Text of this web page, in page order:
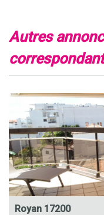
autres annonces immobilières
Royan 17200